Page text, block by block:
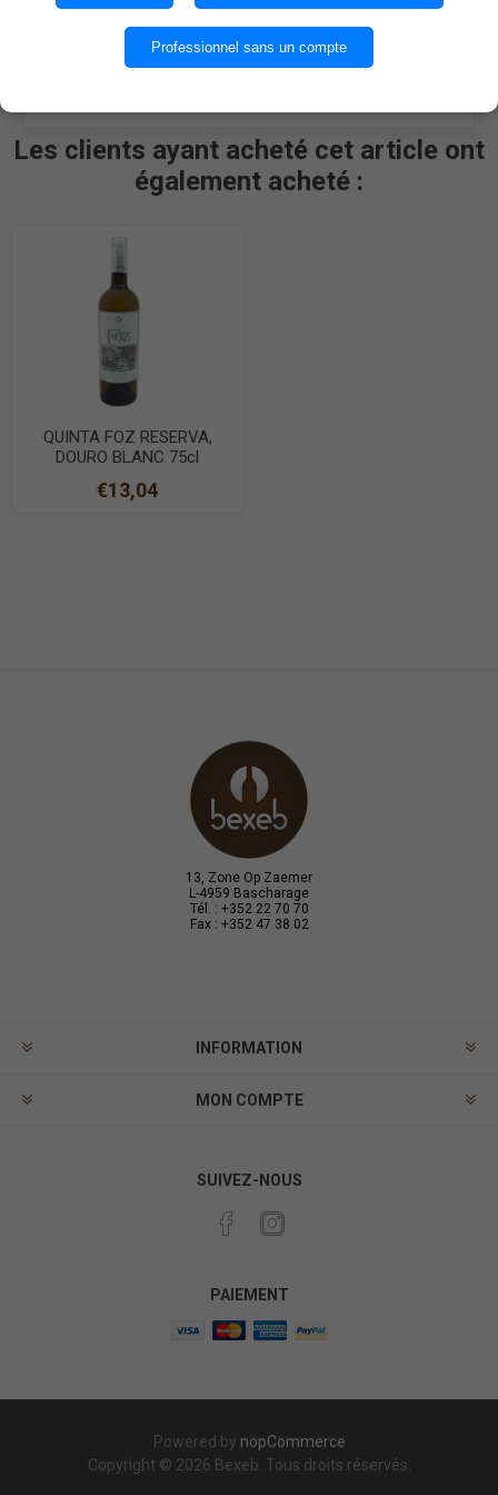
poissons et les sushis.
Les clients ayant acheté cet article ont
également acheté :
QUINTA FOZ RESERVA,
DOURO BLANC 75cl
€13,04
13, Zone Op Zaemer
L-4959 Bascharage
Tél. : +352 22 70 70
Fax : +352 47 38 02
INFORMATION
MON COMPTE
SUIVEZ-NOUS
PAIEMENT
Powered by nopCommerce
Copyright © 2026 Bexeb. Tous droits réservés.
OK
Professionnel sans un compte